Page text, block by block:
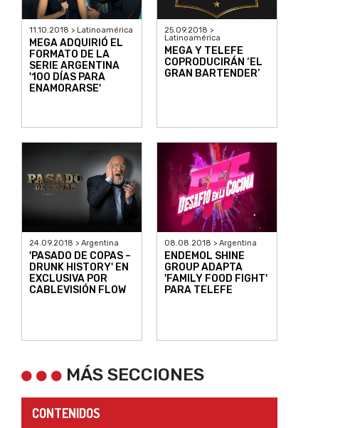
11.10.2018 > Latinoamérica
MEGA ADQUIRIÓ EL
FORMATO DE LA
SERIE ARGENTINA
'100 DÍAS PARA
ENAMORARSE'
25.09.2018 >
Latinoamérica
MEGA Y TELEFE
COPRODUCIRÁN ‘EL
GRAN BARTENDER’
24.09.2018 > Argentina
'PASADO DE COPAS –
DRUNK HISTORY' EN
EXCLUSIVA POR
CABLEVISIÓN FLOW
08.08.2018 > Argentina
ENDEMOL SHINE
GROUP ADAPTA
'FAMILY FOOD FIGHT'
PARA TELEFE
MÁS SECCIONES
CONTENIDOS